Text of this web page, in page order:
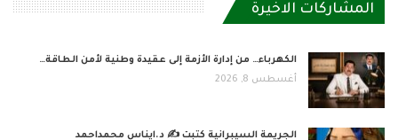
المشاركات الاخيرة
الكهرباء… من إدارة الأزمة إلى عقيدة وطنية لأمن الطاقة…
أغسطس 8, 2026
الجريمة السيبرانية كتبت ✍ د.ايناس محمداحمد